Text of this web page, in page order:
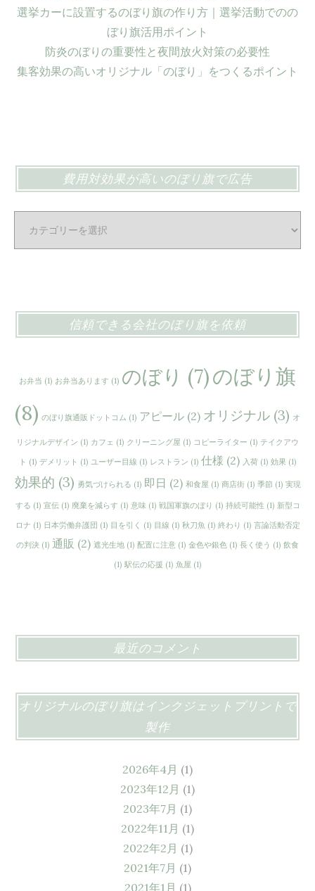
選挙カーに設置するのぼり旗の作り方｜選挙活動でのの
ぼり旗活用ポイント
防炎のぼりの重要性と夜間放火対策の必要性
集客効果の高いオリジナル「のぼり」をつくるポイント
費用対効果が高いのぼり旗で広告
高
の
り
旗
で
広
信頼できる会社のぼり旗を依頼
お弁当 (1) お弁当あります (1) のぼり (7)のぼり旗
(8) のぼり旗通販ドットコム (1) アピール (2) オリジナル (3) オ
リジナルデザイン (1) カフェ (1) クリーニング屋 (1) コピーライター (1) テイクアウ
ト (1) デメリット (1) ユーザー目線 (1) レストラン (1) 仕様 (2) 入荷 (1) 効果 (1)
効果的 (3) 勇気づけられる (1) 即日 (2) 和食屋 (1) 商店街 (1) 季節 (1) 実現
する (1) 宣伝(1) 廃棄を減らす (1) 意味 (1) 戦国軍旗のぼり (1) 持続可能性 (1) 新型コ
ロナ (1) 日本労働弁護団 (1) 目を引く (1) 目線 (1) 秋刀魚 (1) 終わり (1) 言論活動否定
の判決 (1) 通販 (2) 遮光生地 (1) 配置に注意 (1) 金色や銀色 (1) 長く使う (1) 飲食
(1) 駅伝の応援 (1) 魚屋 (1)
最近のコメント
オリジナルのぼり旗はインクジェットプリントで
製作
2026年4月 (1)
2023年12月 (1)
2023年7月 (1)
2022年11月 (1)
2022年2月 (1)
2021年7月 (1)
2021年1月 (1)